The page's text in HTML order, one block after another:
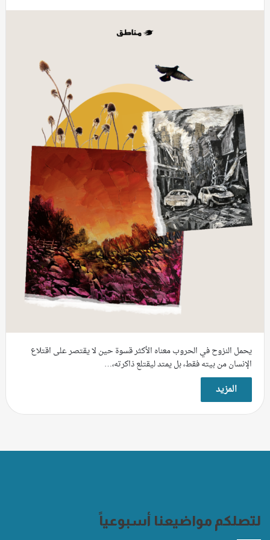
يحمل النزوح في الحروب معناه الأكثر قسوة حين لا يقتصر على اقتلاع
الإنسان من بيته فقط، بل يمتد ليقتلع ذاكرته،…
المزيد
لتصلكم مواضيعنا أسبوعياً